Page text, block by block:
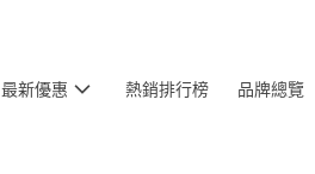
最新優惠 熱銷排行榜 品牌總覽